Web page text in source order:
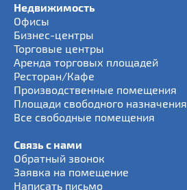
Недвижимость
Офисы
Бизнес-центры
Торговые центры
Аренда торговых площадей
Ресторан/Кафе
Производственные помещения
Площади свободного назначения
Все свободные помещения
Связь с нами
Обратный звонок
Заявка на помещение
Написать письмо